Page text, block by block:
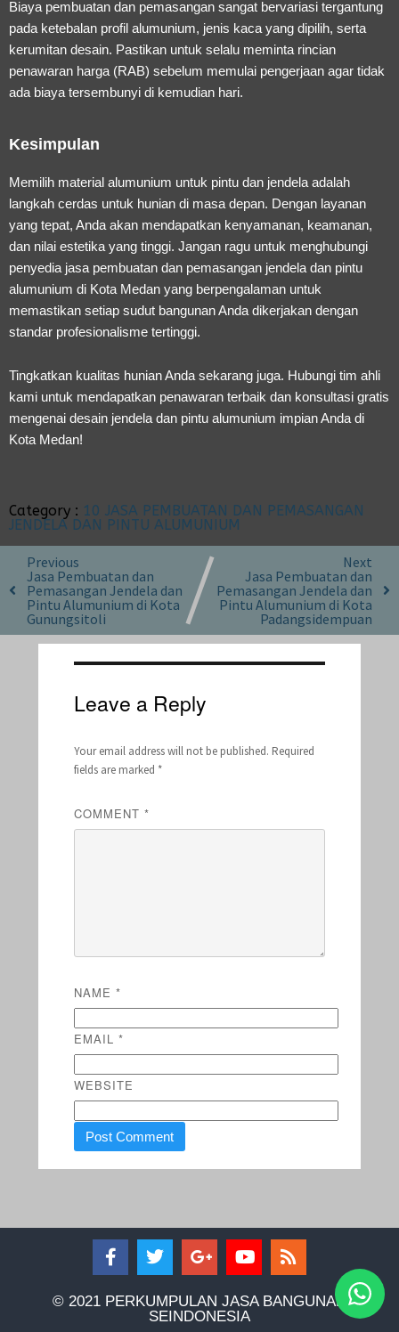
Biaya pembuatan dan pemasangan sangat bervariasi tergantung
pada ketebalan profil alumunium, jenis kaca yang dipilih, serta
kerumitan desain. Pastikan untuk selalu meminta rincian
penawaran harga (RAB) sebelum memulai pengerjaan agar tidak
ada biaya tersembunyi di kemudian hari.
Kesimpulan
Memilih material alumunium untuk pintu dan jendela adalah
langkah cerdas untuk hunian di masa depan. Dengan layanan
yang tepat, Anda akan mendapatkan kenyamanan, keamanan,
dan nilai estetika yang tinggi. Jangan ragu untuk menghubungi
penyedia jasa pembuatan dan pemasangan jendela dan pintu
alumunium di Kota Medan yang berpengalaman untuk
memastikan setiap sudut bangunan Anda dikerjakan dengan
standar profesionalisme tertinggi.
Tingkatkan kualitas hunian Anda sekarang juga. Hubungi tim ahli
kami untuk mendapatkan penawaran terbaik dan konsultasi gratis
mengenai desain jendela dan pintu alumunium impian Anda di
Kota Medan!
Category : 10 JASA PEMBUATAN DAN PEMASANGAN
JENDELA DAN PINTU ALUMUNIUM
Previous
Jasa Pembuatan dan
Pemasangan Jendela dan
Pintu Alumunium di Kota
Gunungsitoli
Next
Jasa Pembuatan dan
Pemasangan Jendela dan
Pintu Alumunium di Kota
Padangsidempuan
Leave a Reply
Your email address will not be published. Required
fields are marked *
COMMENT *
NAME *
EMAIL *
WEBSITE
© 2021 PERKUMPULAN JASA BANGUNAN
SEINDONESIA